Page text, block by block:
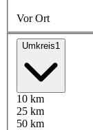
Vor Ort
Umkreis1
10 km
25 km
50 km